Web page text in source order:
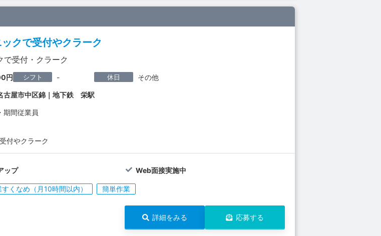
クで受付やクラーク
で受付・クラーク
円 シフト - 休日 その他
古屋市中区錦｜地下鉄 栄駅
期間従業員
付やクラーク
ップ Web面接実施中
くなめ（月10時間以内） 簡単作業
詳細をみる 応募する